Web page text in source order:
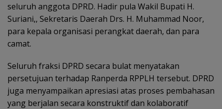
seluruh anggota DPRD. Hadir pula Wakil Bupati H.
Suriani,, Sekretaris Daerah Drs. H. Muhammad Noor,
para kepala organisasi perangkat daerah, dan para
camat.
Seluruh fraksi DPRD secara bulat menyatakan
persetujuan terhadap Ranperda RPPLH tersebut. DPRD
juga menyampaikan apresiasi atas proses pembahasan
yang berjalan secara konstruktif dan kolaboratif